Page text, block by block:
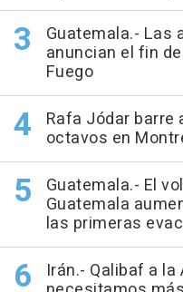
Guatemala.- Las
anuncian el fin
Fuego
Rafa Jódar barre
octavos en
Guatemala.- El
Guatemala
las primeras
Irán.- Qalibaf a